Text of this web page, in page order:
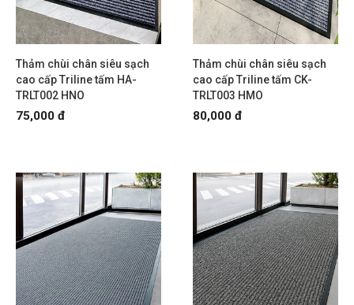
Thảm chùi chân siêu sạch
cao cấp Triline tấm HA-
TRLT002 HNO
75,000 đ
Thảm chùi chân siêu sạch
cao cấp Triline tấm CK-
TRLT003 HMO
80,000 đ